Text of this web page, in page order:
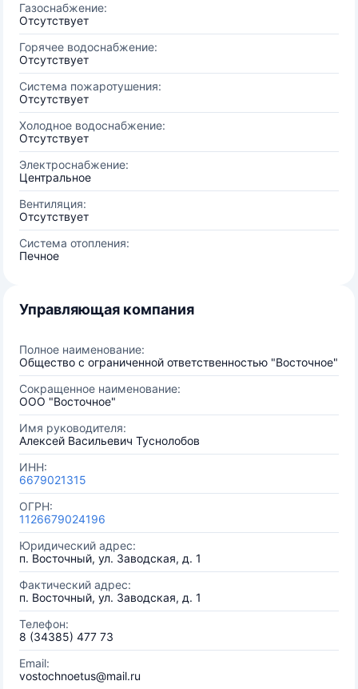
Газоснабжение:
Отсутствует
Горячее водоснабжение:
Отсутствует
Система пожаротушения:
Отсутствует
Холодное водоснабжение:
Отсутствует
Электроснабжение:
Центральное
Вентиляция:
Отсутствует
Система отопления:
Печное
Управляющая компания
Полное наименование:
Общество с ограниченной ответственностью "Восточное"
Сокращенное наименование:
ООО "Восточное"
Имя руководителя:
Алексей Васильевич Туснолобов
ИНН:
6679021315
ОГРН:
1126679024196
Юридический адрес:
п. Восточный, ул. Заводская, д. 1
Фактический адрес:
п. Восточный, ул. Заводская, д. 1
Телефон:
8 (34385) 477 73
Email:
vostochnoetus@mail.ru